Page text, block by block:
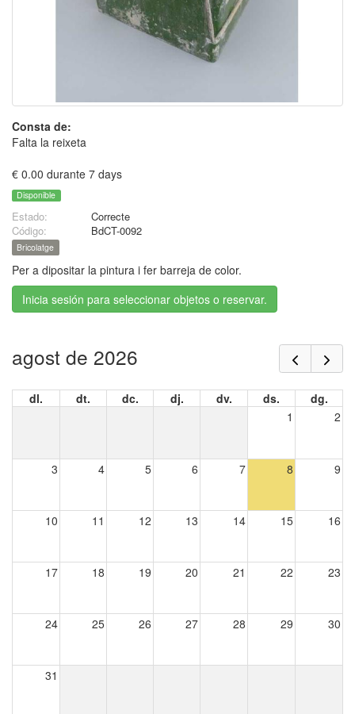
Consta de:
Falta la reixeta
€ 0.00 durante 7 days
Disponible
Estado:
Correcte
Código:
BdCT-0092
Bricolatge
Per a dipositar la pintura i fer barreja de color.
Inicia sesión para seleccionar objetos o reservar.
agost de 2026
dl. dt. dc. dj. dv. ds.
dg.
1
2
3 4 5 6 7 8 9
10 11 12 13 14 15 16
17 18 19 20 21 22 23
24 25 26 27 28 29 30
31